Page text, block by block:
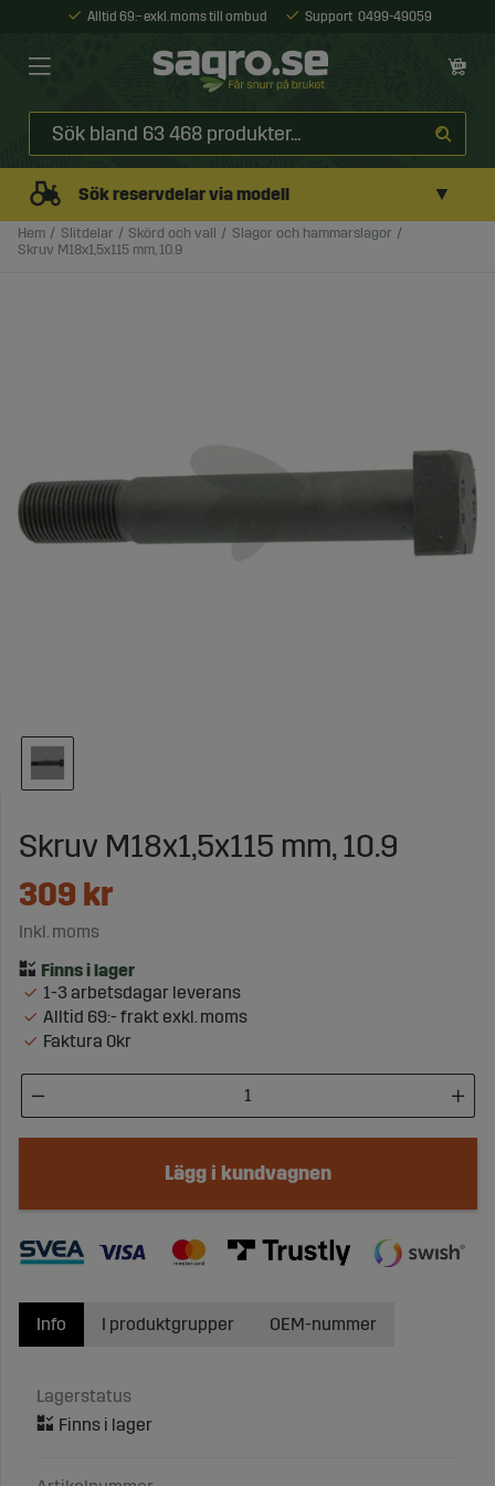
Alltid 69:- exkl. moms till ombud Support 0499-49059
Sök reservdelar via modell ▼
Hem Slitdelar Skörd och vall
Slagor och hammarslagor
Skruv M18x1,5x115 mm, 10.9
Skruv M18x1,5x115 mm, 10.9
309 kr
Inkl. moms
1-3 arbetsdagar leverans
Alltid 69:- frakt exkl. moms
Faktura 0kr
Lägg i kundvagnen
Info
Lagerstatus
I produktgrupper OEM-nummer